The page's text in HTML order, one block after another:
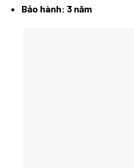
Bảo hành: 3 năm